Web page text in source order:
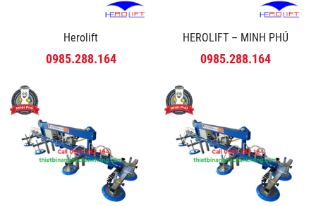
Herolift
0985.288.164
HEROLIFT – MINH PHÚ
0985.288.164